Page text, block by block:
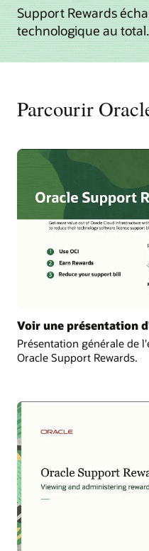
Support Rewards
technologique au total.
Parcourir
Voir une présentation
Présentation générale de
Oracle Support Rewards.